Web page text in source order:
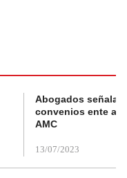
Abogados
convenios ente
AMC
13/07/2023